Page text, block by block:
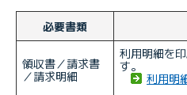
必要書類
領収書／請求書
／請求明細
利用明細を
す。
利用明